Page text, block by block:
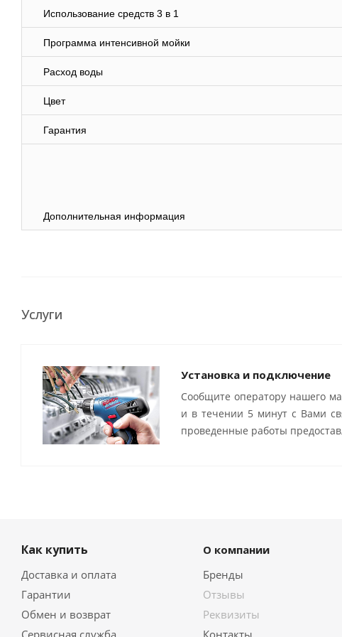
Использование средств 3 в 1
Программа интенсивной мойки
Расход воды
Цвет
Гарантия
Дополнительная информация
Услуги
Установка и подключение
Сообщите оператору нашего
и в течении 5 минут с Вами
проведенные работы
Как купить
Доставка и оплата
Гарантии
Обмен и возврат
О компании
Бренды
Отзывы
Реквизиты